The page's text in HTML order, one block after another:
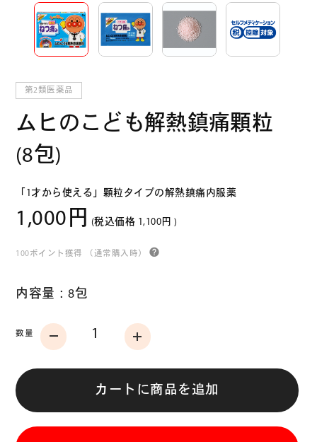
第2類医薬品
ムヒのこども解熱鎮痛顆粒
(8包)
「1才から使える」顆粒タイプの解熱鎮痛内服薬
1,000円 (税込価格 1,100円 )
100ポイント獲得 （通常購入時）
内容量：8包
数量
カートに商品を追加